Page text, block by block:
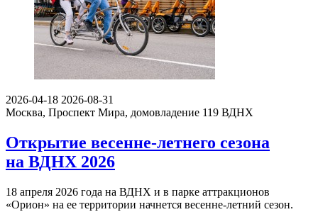
2026-04-18 2026-08-31
Москва, Проспект Мира, домовладение 119 ВДНХ
Открытие весенне-летнего сезона
на ВДНХ 2026
18 апреля 2026 года на ВДНХ и в парке аттракционов
«Орион» на ее территории начнется весенне-летний сезон.